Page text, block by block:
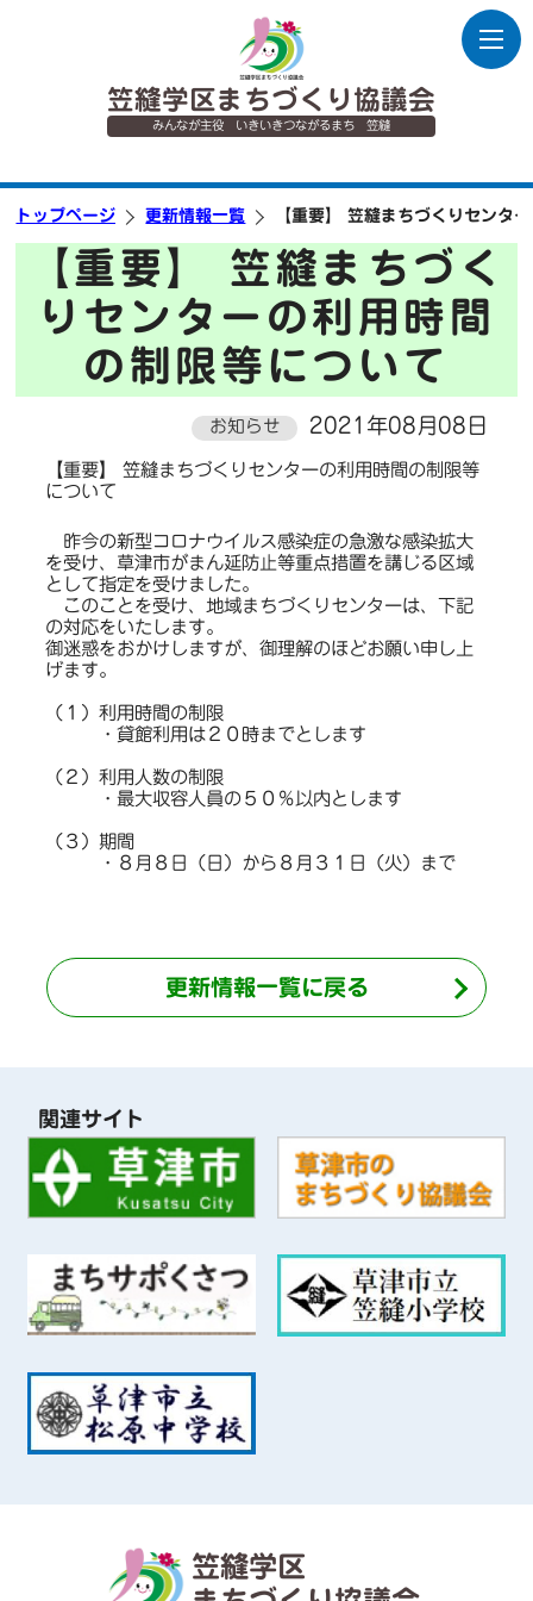
笠縫学区まちづくり協議会
みんなが主役 いきいきつながるまち 笠縫
トップページ 更新情報一覧 【重要】 笠縫まちづくりセンタ
【重要】 笠縫まちづく
りセンターの利用時間
の制限等について
お知らせ 2021年08月08日
【重要】 笠縫まちづくりセンターの利用時間の制限等
について
昨今の新型コロナウイルス感染症の急激な感染拡大
を受け、草津市がまん延防止等重点措置を講じる区域
として指定を受けました。
このことを受け、地域まちづくりセンターは、下記
の対応をいたします。
御迷惑をおかけしますが、御理解のほどお願い申し上
げます。
（１）利用時間の制限
・貸館利用は２０時までとします
（２）利用人数の制限
・最大収容人員の５０％以内とします
（３）期間
・８月８日（日）から８月３１日（火）まで
更新情報一覧に戻る
関連サイト
笠縫学区